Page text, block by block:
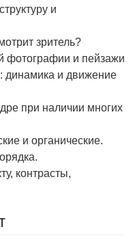
и
зритель?
фотографии и пейзажи
динамика и движение
при наличии многих
и органические.
контрасты,